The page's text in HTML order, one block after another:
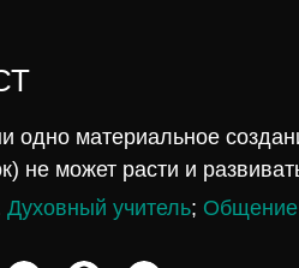
одно материальное
не может расти и
Духовный учитель; Общение